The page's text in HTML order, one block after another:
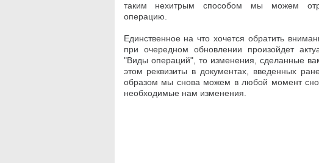
таким нехитрым способом мы можем
операцию.
Единственное на что хочется обратить
при очередном обновлении произойдет
"Виды операций", то изменения, сделанные
этом реквизиты в документах, введенных
образом мы снова можем в любой момент
необходимые нам изменения.